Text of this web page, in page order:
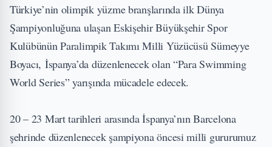
Türkiye’nin olimpik yüzme branşlarında ilk Dünya
Şampiyonluğuna ulaşan Eskişehir Büyükşehir Spor
Kulübünün Paralimpik Takımı Milli Yüzücüsü Sümeyye
Boyacı, İspanya’da düzenlenecek olan “Para Swimming
World Series” yarışında mücadele edecek.
20 – 23 Mart tarihleri arasında İspanya’nın Barcelona
şehrinde düzenlenecek şampiyona öncesi milli gururumuz